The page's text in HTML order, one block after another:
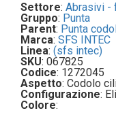
Settore: Abrasivi -
Gruppo: Punta
Parent: Punta
Marca: SFS INTEC
Linea: (sfs intec)
SKU: 067825
Codice: 1272045
Aspetto: Codolo
Configurazione:
Colore: